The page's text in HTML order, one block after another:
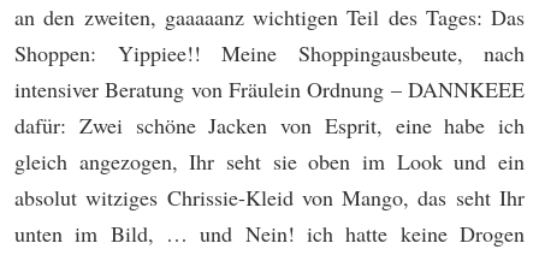
an den zweiten, gaaaaanz wichtigen Teil des Tages: Das
Shoppen: Yippiee!! Meine Shoppingausbeute, nach
intensiver Beratung von Fräulein Ordnung – DANNKEEE
dafür: Zwei schöne Jacken von Esprit, eine habe ich
gleich angezogen, Ihr seht sie oben im Look und ein
absolut witziges Chrissie-Kleid von Mango, das seht Ihr
unten im Bild, … und Nein! ich hatte keine Drogen